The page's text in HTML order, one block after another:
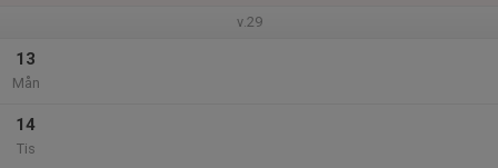
v.29
13
Mån
14
Tis